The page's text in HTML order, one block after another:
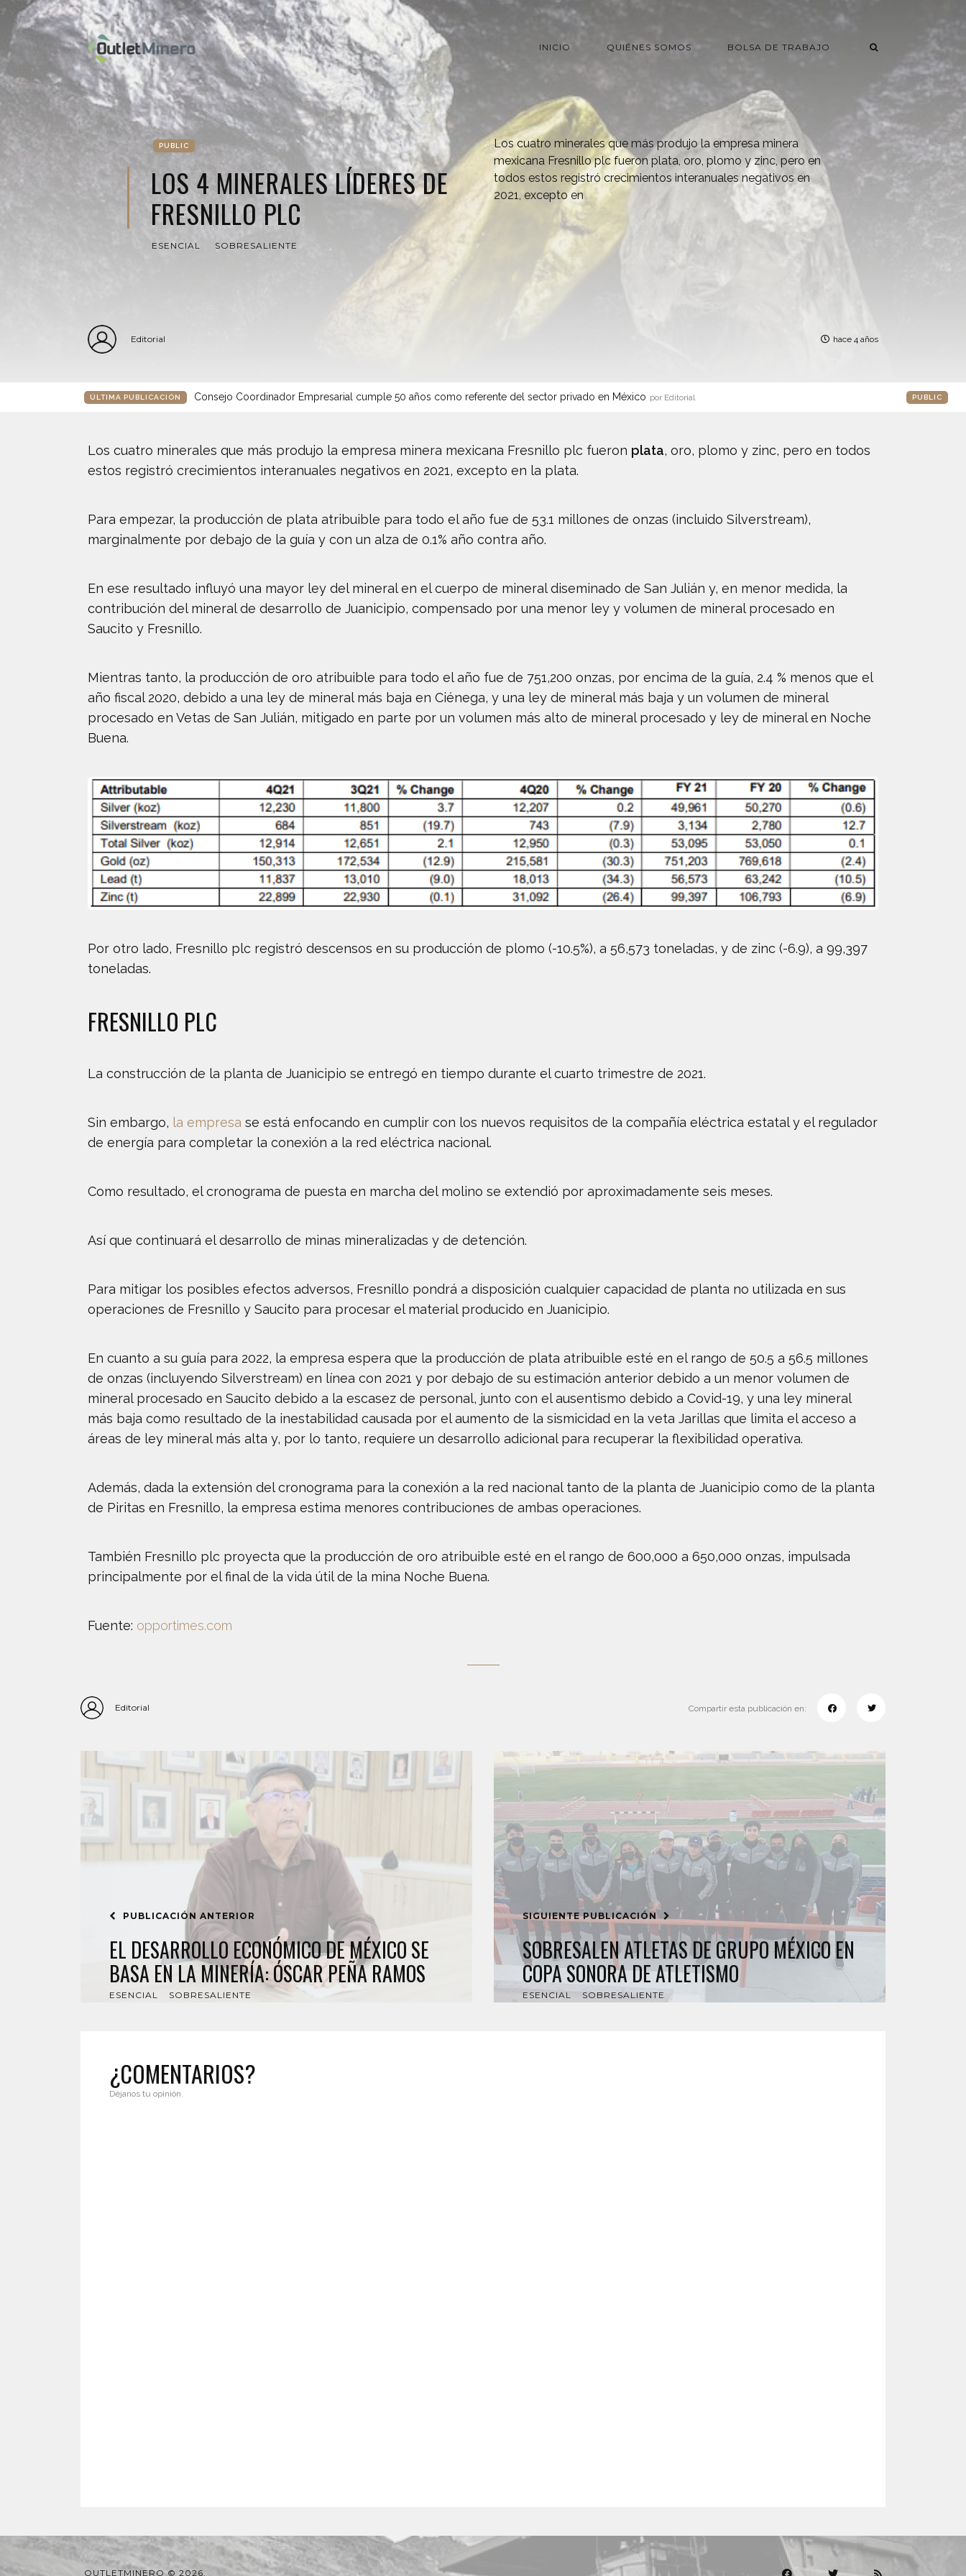
INICIO QUIÉNES SOMOS BOLSA DE TRABAJO
PUBLIC
LOS 4 MINERALES LÍDERES DE
FRESNILLO PLC
ESENCIAL SOBRESALIENTE
Los cuatro minerales que más produjo la empresa minera
mexicana Fresnillo plc fueron plata, oro, plomo y zinc, pero en
todos estos registró crecimientos interanuales negativos en
2021, excepto en
Editorial hace 4 años
ÚLTIMA PUBLICACIÓN Consejo Coordinador Empresarial cumple 50 años como referente del sector privado en México por Editorial PUBLIC
Los cuatro minerales que más produjo la empresa minera mexicana Fresnillo plc fueron plata, oro, plomo y zinc, pero en todos
estos registró crecimientos interanuales negativos en 2021, excepto en la plata.
Para empezar, la producción de plata atribuible para todo el año fue de 53.1 millones de onzas (incluido Silverstream),
marginalmente por debajo de la guía y con un alza de 0.1% año contra año.
En ese resultado influyó una mayor ley del mineral en el cuerpo de mineral diseminado de San Julián y, en menor medida, la
contribución del mineral de desarrollo de Juanicipio, compensado por una menor ley y volumen de mineral procesado en
Saucito y Fresnillo.
Mientras tanto, la producción de oro atribuible para todo el año fue de 751,200 onzas, por encima de la guía, 2.4 % menos que el
año fiscal 2020, debido a una ley de mineral más baja en Ciénega, y una ley de mineral más baja y un volumen de mineral
procesado en Vetas de San Julián, mitigado en parte por un volumen más alto de mineral procesado y ley de mineral en Noche
Buena.
Por otro lado, Fresnillo plc registró descensos en su producción de plomo (-10.5%), a 56,573 toneladas, y de zinc (-6.9), a 99,397
toneladas.
FRESNILLO PLC
La construcción de la planta de Juanicipio se entregó en tiempo durante el cuarto trimestre de 2021.
Sin embargo, la empresa se está enfocando en cumplir con los nuevos requisitos de la compañía eléctrica estatal y el regulador
de energía para completar la conexión a la red eléctrica nacional.
Como resultado, el cronograma de puesta en marcha del molino se extendió por aproximadamente seis meses.
Así que continuará el desarrollo de minas mineralizadas y de detención.
Para mitigar los posibles efectos adversos, Fresnillo pondrá a disposición cualquier capacidad de planta no utilizada en sus
operaciones de Fresnillo y Saucito para procesar el material producido en Juanicipio.
En cuanto a su guía para 2022, la empresa espera que la producción de plata atribuible esté en el rango de 50.5 a 56.5 millones
de onzas (incluyendo Silverstream) en línea con 2021 y por debajo de su estimación anterior debido a un menor volumen de
mineral procesado en Saucito debido a la escasez de personal, junto con el ausentismo debido a Covid-19, y una ley mineral
más baja como resultado de la inestabilidad causada por el aumento de la sismicidad en la veta Jarillas que limita el acceso a
áreas de ley mineral más alta y, por lo tanto, requiere un desarrollo adicional para recuperar la flexibilidad operativa.
Además, dada la extensión del cronograma para la conexión a la red nacional tanto de la planta de Juanicipio como de la planta
de Piritas en Fresnillo, la empresa estima menores contribuciones de ambas operaciones.
También Fresnillo plc proyecta que la producción de oro atribuible esté en el rango de 600,000 a 650,000 onzas, impulsada
principalmente por el final de la vida útil de la mina Noche Buena.
Fuente: opportimes.com
Editorial Compartir esta publicación en:
PUBLICACIÓN ANTERIOR
EL DESARROLLO ECONÓMICO DE MÉXICO SE
BASA EN LA MINERÍA: ÓSCAR PEÑA RAMOS
ESENCIAL SOBRESALIENTE
SIGUIENTE PUBLICACIÓN
SOBRESALEN ATLETAS DE GRUPO MÉXICO EN
COPA SONORA DE ATLETISMO
ESENCIAL SOBRESALIENTE
¿COMENTARIOS?
Déjanos tu opinión.
OUTLETMINERO © 2026.